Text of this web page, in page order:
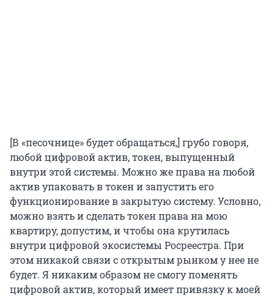
[В «песочнице» будет обращаться,] грубо говоря,
любой цифровой актив, токен, выпущенный
внутри этой системы. Можно же права на любой
актив упаковать в токен и запустить его
функционирование в закрытую систему. Условно,
можно взять и сделать токен права на мою
квартиру, допустим, и чтобы она крутилась
внутри цифровой экосистемы Росреестра. При
этом никакой связи с открытым рынком у нее не
будет. Я никаким образом не смогу поменять
цифровой актив, который имеет привязку к моей